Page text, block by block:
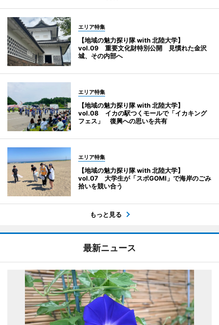
エリア特集
【地域の魅力探り隊 with 北陸大学】
vol.09 重要文化財特別公開 見慣れた金沢
城、その内部へ
エリア特集
【地域の魅力探り隊 with 北陸大学】
vol.08 イカの駅つくモールで「イカキング
フェス」 復興への思いを共有
エリア特集
【地域の魅力探り隊 with 北陸大学】
vol.07 大学生が「スポGOMI」で海岸のごみ
拾いを競い合う
もっと見る
最新ニュース